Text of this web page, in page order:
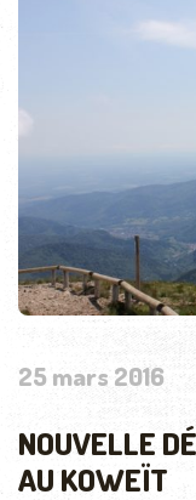
25 mars 2016
NOUVELLE
AU KOWEÏT